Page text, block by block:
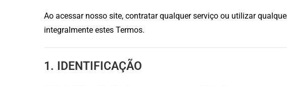
Ao acessar nosso site, contratar qualquer serviço ou utilizar
integralmente estes Termos.
1. IDENTIFICAÇÃO